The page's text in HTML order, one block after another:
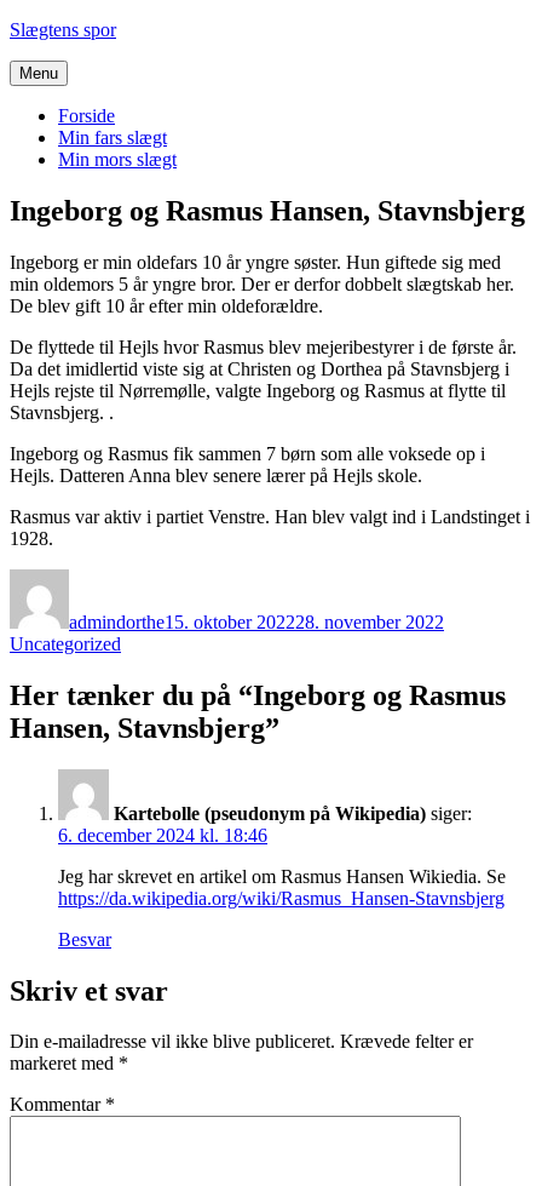
Videre
indhold
Slægtens spor
Menu
Forside
Min fars slægt
Min mors slægt
Ingeborg og Rasmus Hansen, Stavnsbjerg
Ingeborg er min oldefars 10 år yngre søster. Hun giftede sig med
min oldemors 5 år yngre bror. Der er derfor dobbelt slægtskab her.
De blev gift 10 år efter min oldeforældre.
De flyttede til Hejls hvor Rasmus blev mejeribestyrer i de første år.
Da det imidlertid viste sig at Christen og Dorthea på Stavnsbjerg i
Hejls rejste til Nørremølle, valgte Ingeborg og Rasmus at flytte til
Stavnsbjerg. .
Ingeborg og Rasmus fik sammen 7 børn som alle voksede op i
Hejls. Datteren Anna blev senere lærer på Hejls skole.
Rasmus var aktiv i partiet Venstre. Han blev valgt ind i Landstinget i
1928.
admindorthe15. oktober 202228. november 2022
Uncategorized
Her tænker du på “Ingeborg og Rasmus
Hansen, Stavnsbjerg”
Kartebolle (pseudonym på Wikipedia) siger:
6. december 2024 kl. 18:46
Jeg har skrevet en artikel om Rasmus Hansen Wikiedia. Se
https://da.wikipedia.org/wiki/Rasmus_Hansen-Stavnsbjerg
Besvar
Skriv et svar
Din e-mailadresse vil ikke blive publiceret. Krævede felter er
markeret med *
Kommentar *